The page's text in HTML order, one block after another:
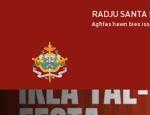
RADJU
Agħfas hawn biex